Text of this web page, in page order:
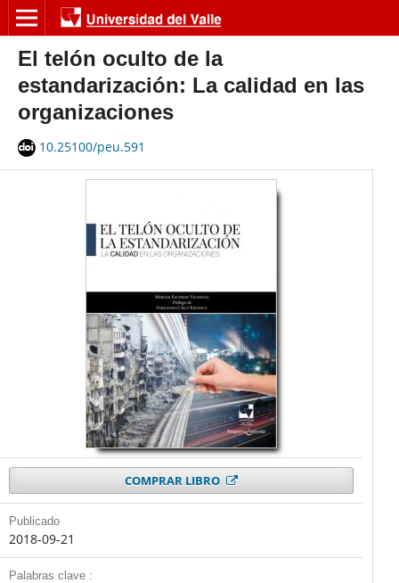
El telón oculto de la
estandarización: La calidad en las
organizaciones
10.25100/peu.591
COMPRAR LIBRO
Publicado
2018-09-21
Palabras clave :